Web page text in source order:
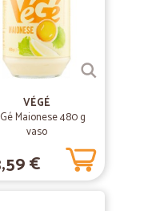
VÉGÉ
Maionese 480 g
vaso
€